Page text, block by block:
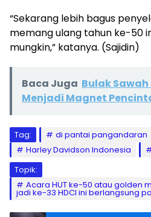
“Sekarang lebih bagus
memang ulang tahun ke-50
mungkin,” katanya. (Sajidin)
Baca Juga Bulak
Menjadi Magnet
Tag:
di pantai pangandaran
Harley Davidson Indonesia
Topik:
Acara HUT ke-50 atau golden
jadi ke-33 HDCI ini berlangsung